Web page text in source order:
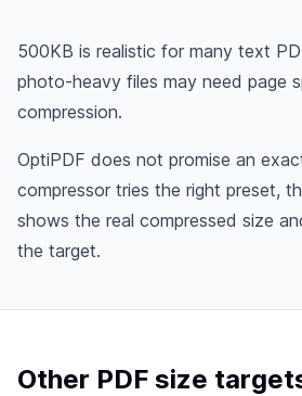
500KB is realistic for many text
photo-heavy files may need page
compression.
OptiPDF does not promise an
compressor tries the right preset,
shows the real compressed size
the target.
Other PDF size